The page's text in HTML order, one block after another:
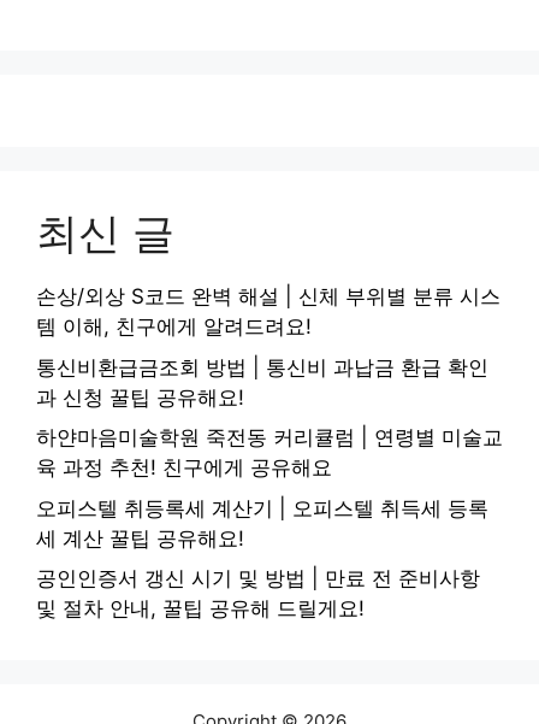
최신 글
손상/외상 S코드 완벽 해설 | 신체 부위별 분류 시스
템 이해, 친구에게 알려드려요!
통신비환급금조회 방법 | 통신비 과납금 환급 확인
과 신청 꿀팁 공유해요!
하얀마음미술학원 죽전동 커리큘럼 | 연령별 미술교
육 과정 추천! 친구에게 공유해요
오피스텔 취등록세 계산기 | 오피스텔 취득세 등록
세 계산 꿀팁 공유해요!
공인인증서 갱신 시기 및 방법 | 만료 전 준비사항
및 절차 안내, 꿀팁 공유해 드릴게요!